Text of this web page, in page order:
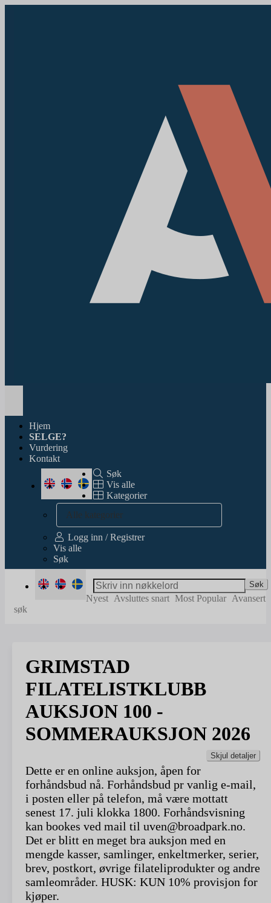
navigation
Hjem
SELGE?
Vurdering
Kontakt
Søk
Vis alle
Kategorier
Alle kategorier
Logg inn / Registrer
Vis alle
Søk
Søk
Nyest Avsluttes snart Most Popular Avansert
søk
GRIMSTAD
FILATELISTKLUBB
AUKSJON 100 -
SOMMERAUKSJON 2026
Skjul detaljer
Dette er en online auksjon, åpen for
forhåndsbud nå. Forhåndsbud pr vanlig e-mail,
i posten eller på telefon, må være mottatt
senest 17. juli klokka 1800. Forhåndsvisning
kan bookes ved mail til uven@broadpark.no.
Det er blitt en meget bra auksjon med en
mengde kasser, samlinger, enkeltmerker, serier,
brev, postkort, øvrige filateliprodukter og andre
samleområder. HUSK: KUN 10% provisjon for
kjøper.